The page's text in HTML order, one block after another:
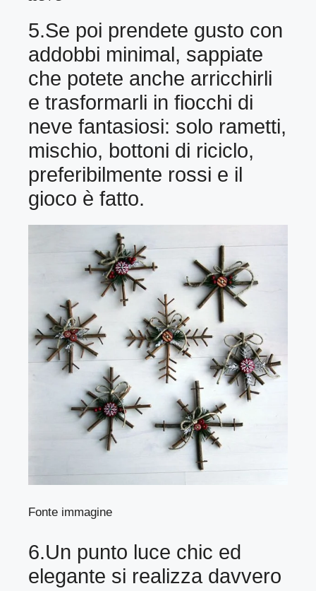
5.Se poi prendete gusto con
addobbi minimal, sappiate
che potete anche arricchirli
e trasformarli in fiocchi di
neve fantasiosi: solo rametti,
mischio, bottoni di riciclo,
preferibilmente rossi e il
gioco è fatto.
Fonte immagine
6.Un punto luce chic ed
elegante si realizza davvero